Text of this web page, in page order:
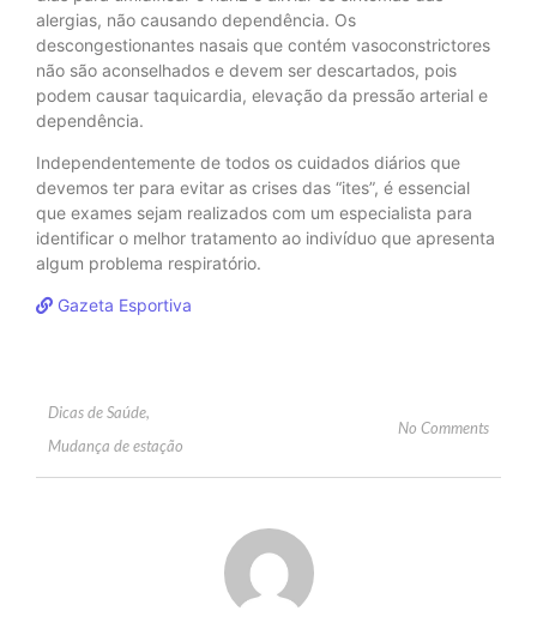
alergias, não causando dependência. Os
descongestionantes nasais que contém vasoconstrictores
não são aconselhados e devem ser descartados, pois
podem causar taquicardia, elevação da pressão arterial e
dependência.
Independentemente de todos os cuidados diários que
devemos ter para evitar as crises das “ites”, é essencial
que exames sejam realizados com um especialista para
identificar o melhor tratamento ao indivíduo que apresenta
algum problema respiratório.
Gazeta Esportiva
Dicas de Saúde,
Mudança de estação
No Comments